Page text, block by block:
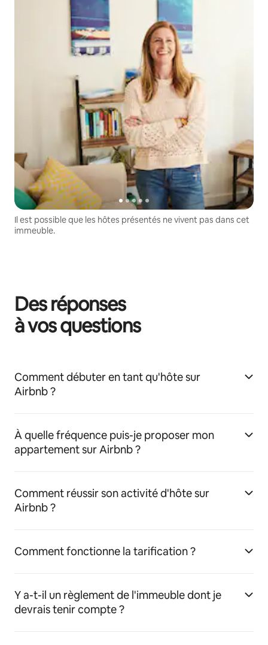
Il est possible que les hôtes présentés ne vivent pas dans cet
immeuble.
Des réponses
à vos questions
Comment débuter en tant qu'hôte sur
Airbnb ?
À quelle fréquence puis-je proposer mon
appartement sur Airbnb ?
Comment réussir son activité d'hôte sur
Airbnb ?
Comment fonctionne la tarification ?
Y a-t-il un règlement de l'immeuble dont je
devrais tenir compte ?